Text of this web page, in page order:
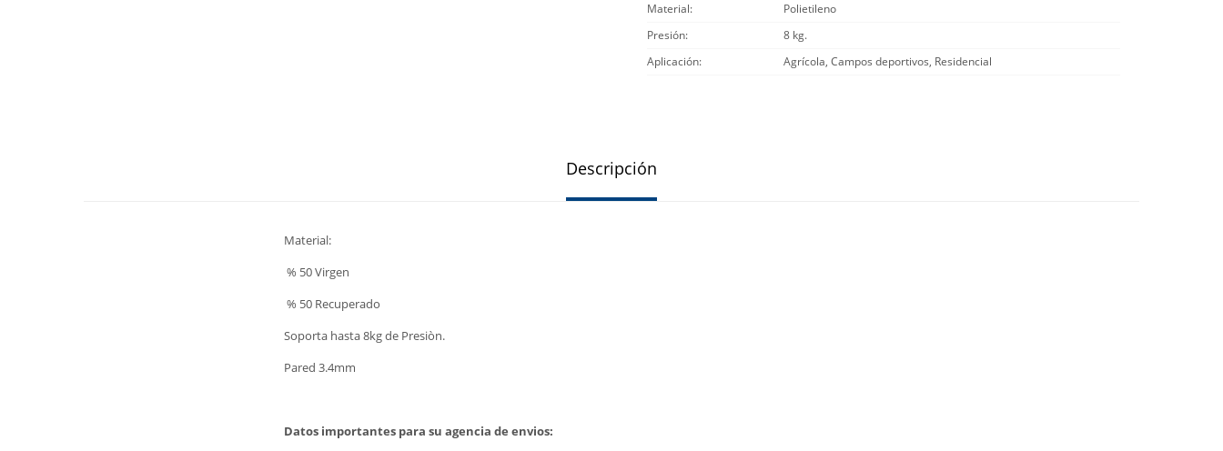
Material
Polietileno
Presión
8 kg.
Aplicación
Agrícola, Campos deportivos, Residencial
Descripción
Material:
% 50 Virgen
% 50 Recuperado
Soporta hasta 8kg de Presiòn.
Pared 3.4mm
Datos importantes para su agencia de envios: